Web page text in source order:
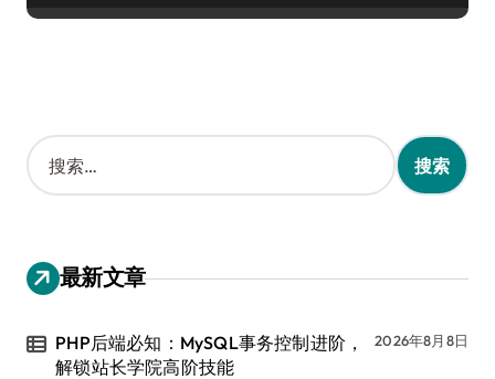
搜
索
：
最新文章
PHP后端必知：MySQL事务控制进阶，
解锁站长学院高阶技能
2026年8月8日